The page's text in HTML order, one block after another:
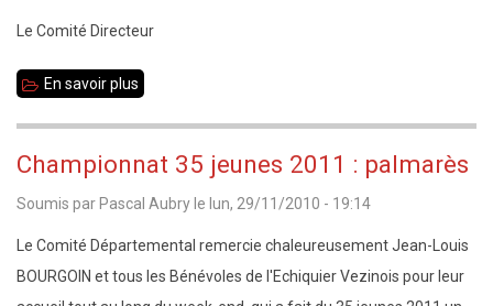
Le Comité Directeur
En savoir plus
Info
n°17
-
2
décembre
Championnat 35 jeunes 2011 : palmarès
Soumis parPascal Aubryle lun, 29/11/2010 - 19:14
Le Comité Départemental remercie chaleureusement Jean-Louis
BOURGOIN et tous les Bénévoles de l'Echiquier Vezinois pour leur